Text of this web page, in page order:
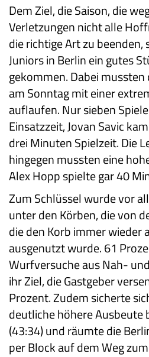
Dem Ziel, die Saison, die
Verletzungen nicht alle
die richtige Art zu beenden,
Juniors in Berlin ein gutes
gekommen. Dabei
am Sonntag mit einer
auflaufen. Nur sieben
Einsatzzeit, Jovan Savic
drei Minuten Spielzeit. Die
hingegen mussten eine
Alex Hopp spielte gar 40
Zum Schlüssel wurde vor
unter den Körben, die von
die den Korb immer wieder
ausgenutzt wurde. 61
Wurfversuche aus Nah-
ihr Ziel, die Gastgeber
Prozent. Zudem sicherte
deutliche höhere Ausbeute
(43:34) und räumte die
per Block auf dem Weg